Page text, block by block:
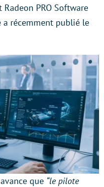
PRO Software
a récemment publié le
que “le pilote